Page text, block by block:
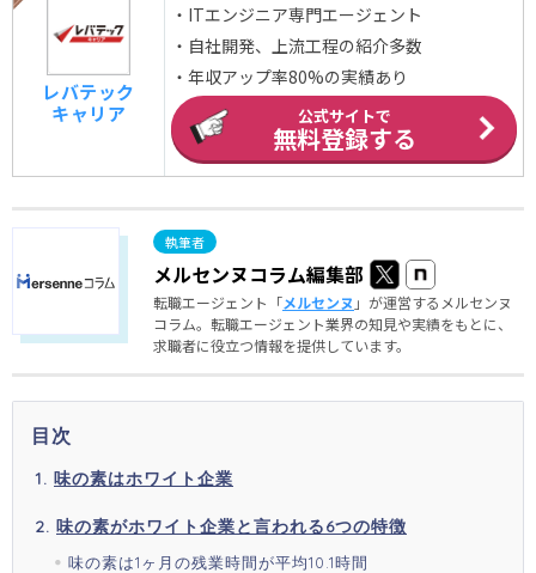
レバテック
キャリア
・ITエンジニア専門エージェント
・自社開発、上流工程の紹介多数
・年収アップ率80%の実績あり
公式サイトで
無料登録する
メルセンヌコラム編集部
転職エージェント「メルセンヌ 」が運営するメルセンヌ
コラム。転職エージェント業界の知見や実績をもとに、
求職者に役立つ情報を提供しています。
目次
味の素はホワイト企業
味の素がホワイト企業と言われる6つの特徴
味の素は1ヶ月の残業時間が平均10.1時間